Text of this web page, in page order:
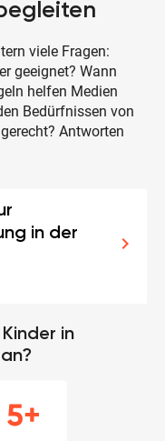
viele Fragen:
geeignet? Wann
helfen Medien
Bedürfnissen von
Antworten
in der
keyboard_arrow_right
in